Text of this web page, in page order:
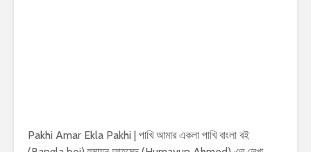
Pakhi Amar Ekla Pakhi | পাখি আমার একলা পাখি বাংলা বই